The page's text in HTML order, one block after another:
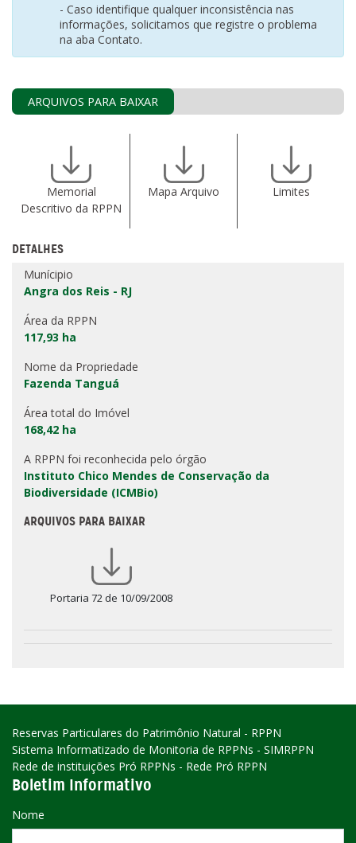
- Caso identifique qualquer inconsistência nas
informações, solicitamos que registre o problema
na aba Contato.
ARQUIVOS PARA BAIXAR
Memorial
Descritivo da RPPN
Mapa Arquivo Limites
DETALHES
Munícipio
Angra dos Reis - RJ
Área da RPPN
117,93 ha
Nome da Propriedade
Fazenda Tanguá
Área total do Imóvel
168,42 ha
A RPPN foi reconhecida pelo órgão
Instituto Chico Mendes de Conservação da
Biodiversidade (ICMBio)
ARQUIVOS PARA BAIXAR
Portaria 72 de 10/09/2008
Reservas Particulares do Patrimônio Natural - RPPN
Sistema Informatizado de Monitoria de RPPNs - SIMRPPN
Rede de instituições Pró RPPNs - Rede Pró RPPN
Boletim Informativo
Nome